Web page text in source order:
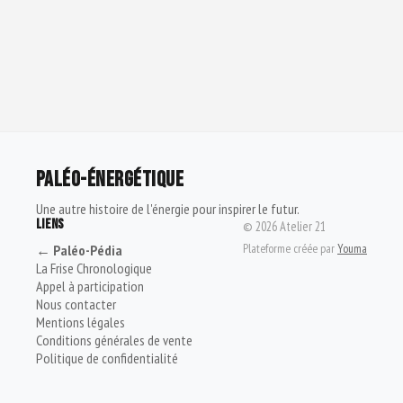
PALÉO-ÉNERGÉTIQUE
Une autre histoire de l'énergie pour inspirer le futur.
LIENS
← Paléo-Pédia
La Frise Chronologique
Appel à participation
Nous contacter
Mentions légales
Conditions générales de vente
Politique de confidentialité
© 2026Atelier 21
Plateforme créée parYouma